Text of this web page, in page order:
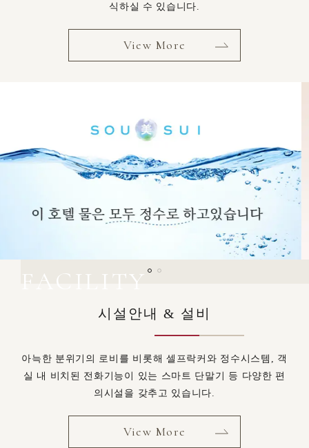
식하실 수 있습니다.
View More
시설안내 & 설비
아늑한 분위기의 로비를 비롯해 셀프락커와 정수시스템, 객
실 내 비치된 전화기능이 있는 스마트 단말기 등 다양한 편
의시설을 갖추고 있습니다.
FACILITY
View More